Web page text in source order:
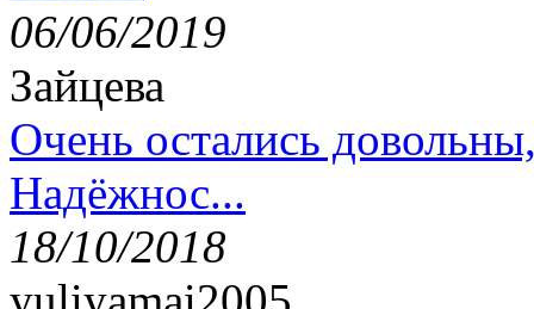
06/06/2019
Зайцева
Очень остались
Надёжнос...
18/10/2018